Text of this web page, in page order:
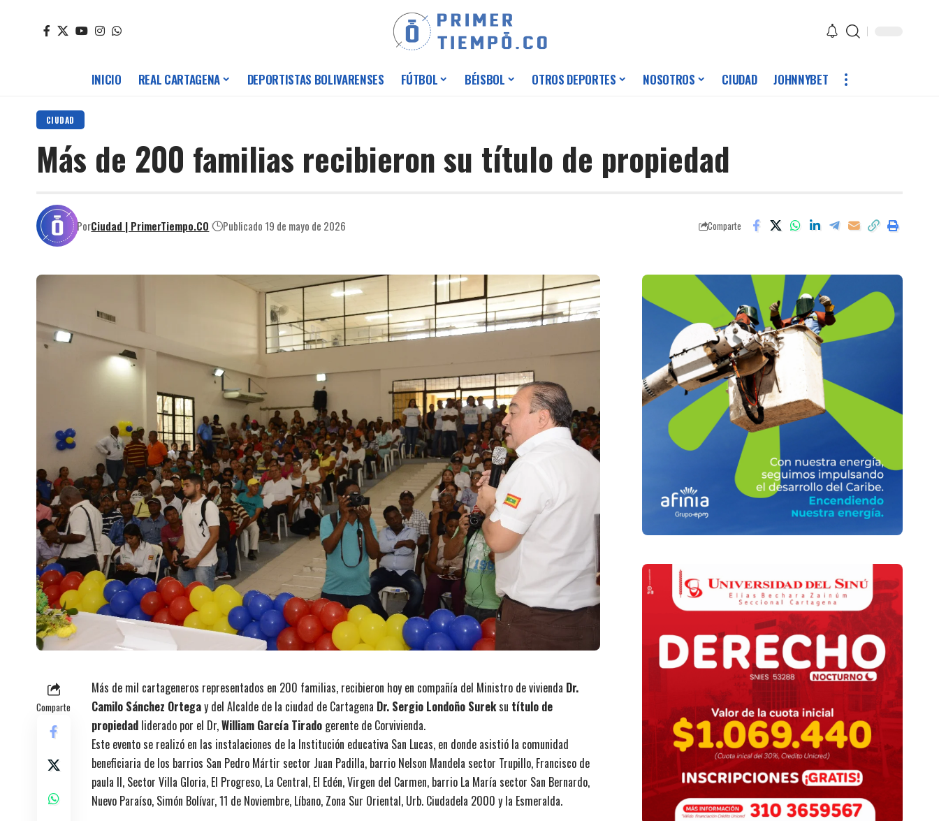
INICIO REAL CARTAGENA DEPORTISTAS BOLIVARENSES FÚTBOL BÉISBOL OTROS DEPORTES NOSOTROS CIUDAD JOHNNYBET
CIUDAD
Más de 200 familias recibieron su título de propiedad
PorCiudad | PrimerTiempo.CO Publicado 19 de mayo de 2026 Comparte
Comparte
Más de mil cartageneros representados en 200 familias, recibieron hoy en compañía del Ministro de vivienda Dr.
Camilo Sánchez Ortegay del Alcalde de la ciudad de Cartagena Dr. Sergio Londoño Sureksu título de
propiedad liderado por el Dr,William García Tirado gerente de Corvivienda.
Este evento se realizó en las instalaciones de la Institución educativa San Lucas, en donde asistió la comunidad
beneficiaria de los barrios San Pedro Mártir sector Juan Padilla, barrio Nelson Mandela sector Trupillo, Francisco de
paula II, Sector Villa Gloria, El Progreso, La Central, El Edén, Virgen del Carmen, barrio La María sector San Bernardo,
Nuevo Paraíso, Simón Bolívar, 11 de Noviembre, Líbano, Zona Sur Oriental, Urb. Ciudadela 2000 y la Esmeralda.